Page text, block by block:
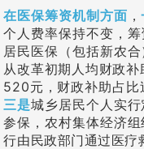
在医保筹资机制方面 ，
个人费率保持不变，筹
居民医保（包括新农
从改革初期人均财政
520元，财政补助占比
三是城乡居民个人实
参保，农村集体经济
行由民政部门通过医疗